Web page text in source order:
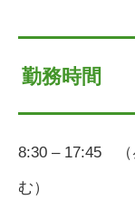
勤務時間
8:30 – 17:45 （
む）